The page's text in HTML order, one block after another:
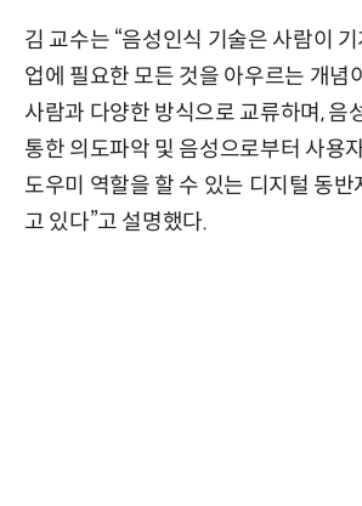
김 교수는 “음성인식 기술은 사람이
업에 필요한 모든 것을 아우르는 개념
사람과 다양한 방식으로 교류하며, 음
통한 의도파악 및 음성으로부터 사용
도우미 역할을 할 수 있는 디지털 동
고 있다”고 설명했다.